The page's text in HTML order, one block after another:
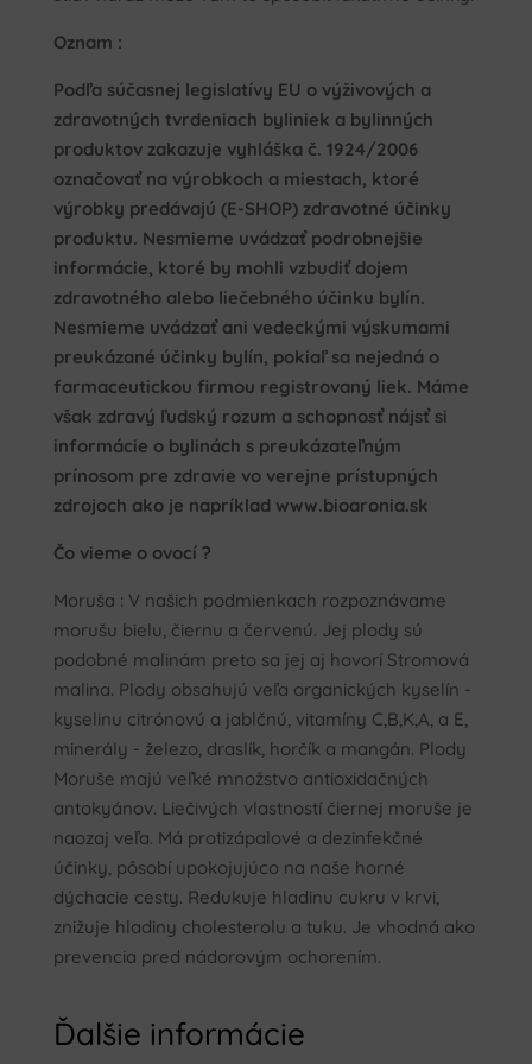
Oznam :
Podľa súčasnej legislatívy EU o výživových a
zdravotných tvrdeniach byliniek a bylinných
produktov zakazuje vyhláška č. 1924/2006
označovať na výrobkoch a miestach, ktoré
výrobky predávajú (E-SHOP) zdravotné účinky
produktu. Nesmieme uvádzať podrobnejšie
informácie, ktoré by mohli vzbudiť dojem
zdravotného alebo liečebného účinku bylín.
Nesmieme uvádzať ani vedeckými výskumami
preukázané účinky bylín, pokiaľ sa nejedná o
farmaceutickou firmou registrovaný liek. Máme
však zdravý ľudský rozum a schopnosť nájsť si
informácie o bylinách s preukázateľným
prínosom pre zdravie vo verejne prístupných
zdrojoch ako je napríklad www.bioaronia.sk
Čo vieme o ovocí ?
Moruša : V našich podmienkach rozpoznávame
morušu bielu, čiernu a červenú. Jej plody sú
podobné malinám preto sa jej aj hovorí Stromová
malina. Plody obsahujú veľa organických kyselín -
kyselinu citrónovú a jablčnú, vitamíny C,B,K,A, a E,
minerály - železo, draslík, horčík a mangán. Plody
Moruše majú veľké množstvo antioxidačných
antokyánov. Liečivých vlastností čiernej moruše je
naozaj veľa. Má protizápalové a dezinfekčné
účinky, pôsobí upokojujúco na naše horné
dýchacie cesty. Redukuje hladinu cukru v krvi,
znižuje hladiny cholesterolu a tuku. Je vhodná ako
prevencia pred nádorovým ochorením.
Ďalšie informácie